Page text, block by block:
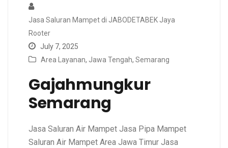
Jasa Saluran Mampet di JABODETABEK Jaya
Rooter
July 7, 2025
Area Layanan, Jawa Tengah, Semarang
Gajahmungkur
Semarang
Jasa Saluran Air Mampet Jasa Pipa Mampet
Saluran Air Mampet Area Jawa Timur Jasa